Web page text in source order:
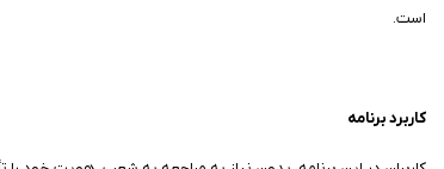
است.
کاربرد برنامه